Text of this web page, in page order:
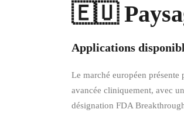
🇪🇺
Applications
Le marché européen présente
avancée cliniquement, avec
désignation FDA